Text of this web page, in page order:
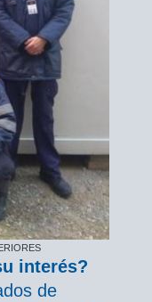
interés?
de